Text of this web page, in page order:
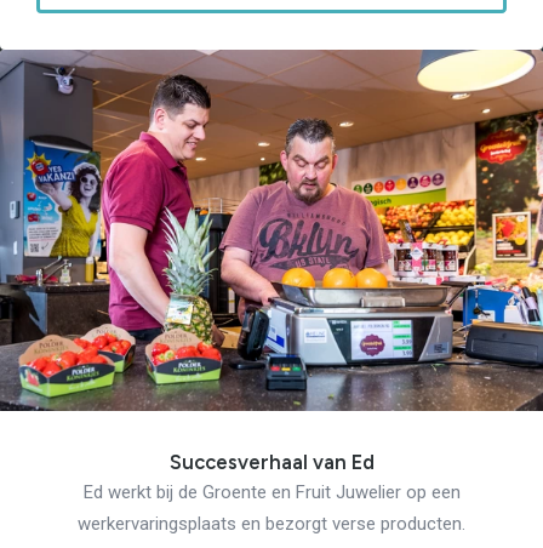
Succesverhaal van Ed
Ed werkt bij de Groente en Fruit Juwelier op een
werkervaringsplaats en bezorgt verse producten.